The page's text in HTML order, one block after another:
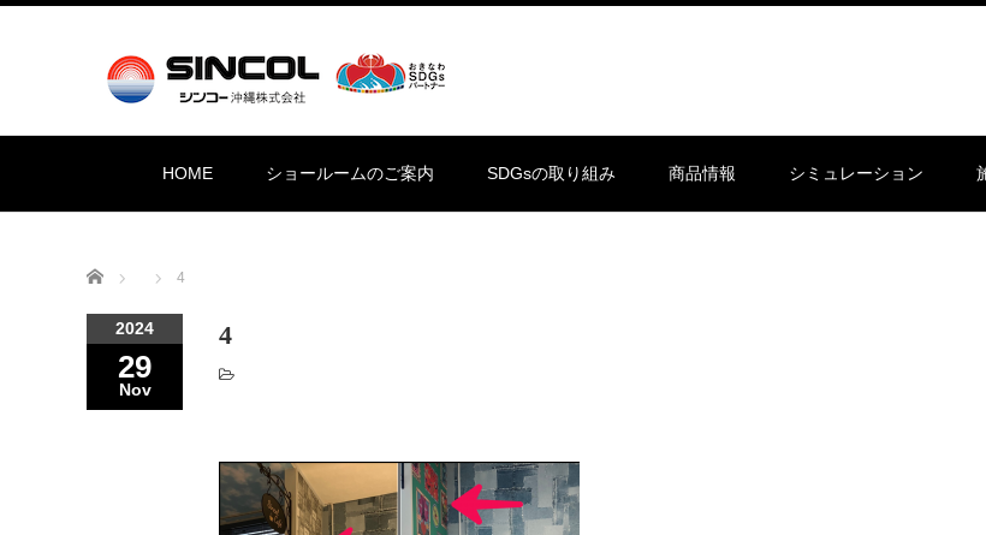
HOME ショールームのご案内 SDGsの取り組み 商品情報 シミュレーション
Home 4
2024
29
Nov
4